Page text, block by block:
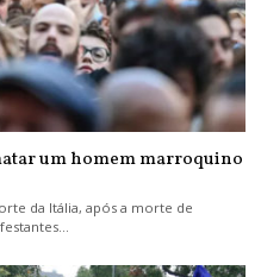
um homem marroquino
da Itália, após a morte de